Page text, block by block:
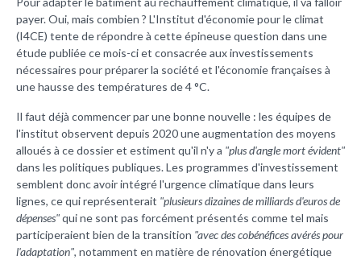
payer. Oui, mais combien ? L'Institut d'économie pour le climat
(I4CE) tente de répondre à cette épineuse question dans une
étude publiée ce mois-ci et consacrée aux investissements
nécessaires pour préparer la société et l'économie françaises à
une hausse des températures de 4 °C.
Il faut déjà commencer par une bonne nouvelle : les équipes de
l'institut observent depuis 2020 une augmentation des moyens
alloués à ce dossier et estiment qu'il n'y a "plus d'angle mort évident"
dans les politiques publiques. Les programmes d'investissement
semblent donc avoir intégré l'urgence climatique dans leurs
lignes, ce qui représenterait "plusieurs dizaines de milliards d'euros de
dépenses"qui ne sont pas forcément présentés comme tel mais
participeraient bien de la transition "avec des cobénéfices avérés pour
l'adaptation", notamment en matière de rénovation énergétique